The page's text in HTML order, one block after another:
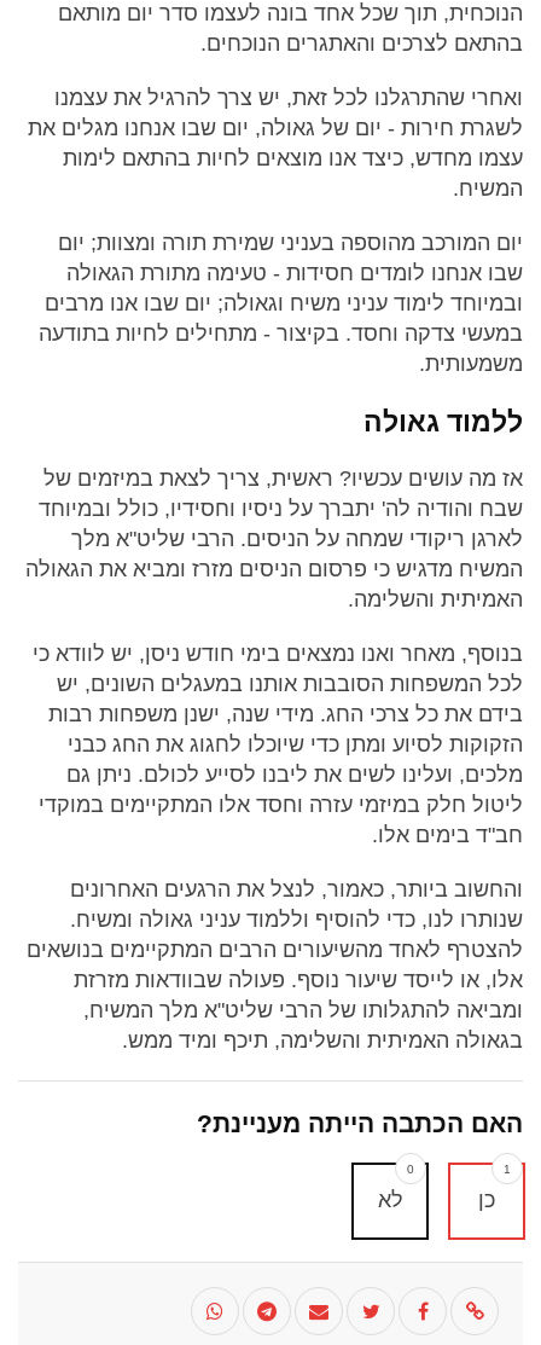
הנוכחית, תוך שכל אחד בונה לעצמו סדר יום מותאם
בהתאם לצרכים והאתגרים הנוכחים.
ואחרי שהתרגלנו לכל זאת, יש צרך להרגיל את עצמנו
לשגרת חירות - יום של גאולה, יום שבו אנחנו מגלים את
עצמו מחדש, כיצד אנו מוצאים לחיות בהתאם לימות
המשיח.
יום המורכב מהוספה בעניני שמירת תורה ומצוות; יום
שבו אנחנו לומדים חסידות - טעימה מתורת הגאולה
ובמיוחד לימוד עניני משיח וגאולה; יום שבו אנו מרבים
במעשי צדקה וחסד. בקיצור - מתחילים לחיות בתודעה
משמעותית.
ללמוד גאולה
אז מה עושים עכשיו? ראשית, צריך לצאת במיזמים של
שבח והודיה לה' יתברך על ניסיו וחסידיו, כולל ובמיוחד
לארגן ריקודי שמחה על הניסים. הרבי שליט"א מלך
המשיח מדגיש כי פרסום הניסים מזרז ומביא את הגאולה
האמיתית והשלימה.
בנוסף, מאחר ואנו נמצאים בימי חודש ניסן, יש לוודא כי
לכל המשפחות הסובבות אותנו במעגלים השונים, יש
בידם את כל צרכי החג. מידי שנה, ישנן משפחות רבות
הזקוקות לסיוע ומתן כדי שיוכלו לחגוג את החג כבני
מלכים, ועלינו לשים את ליבנו לסייע לכולם. ניתן גם
ליטול חלק במיזמי עזרה וחסד אלו המתקיימים במוקדי
חב"ד בימים אלו.
והחשוב ביותר, כאמור, לנצל את הרגעים האחרונים
שנותרו לנו, כדי להוסיף וללמוד עניני גאולה ומשיח.
להצטרף לאחד מהשיעורים הרבים המתקיימים בנושאים
אלו, או לייסד שיעור נוסף. פעולה שבוודאות מזרזת
ומביאה להתגלותו של הרבי שליט"א מלך המשיח,
בגאולה האמיתית והשלימה, תיכף ומיד ממש.
האם הכתבה הייתה מעניינת?
כן
1
לא
0